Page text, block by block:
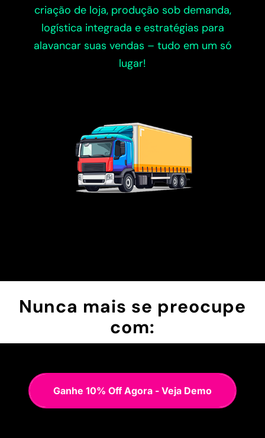
criação de loja, produção sob demanda,
logística integrada e estratégias para
alavancar suas vendas – tudo em um só
lugar!
Nunca mais se preocupe
com:
Ganhe 10% Off Agora - Veja Demo